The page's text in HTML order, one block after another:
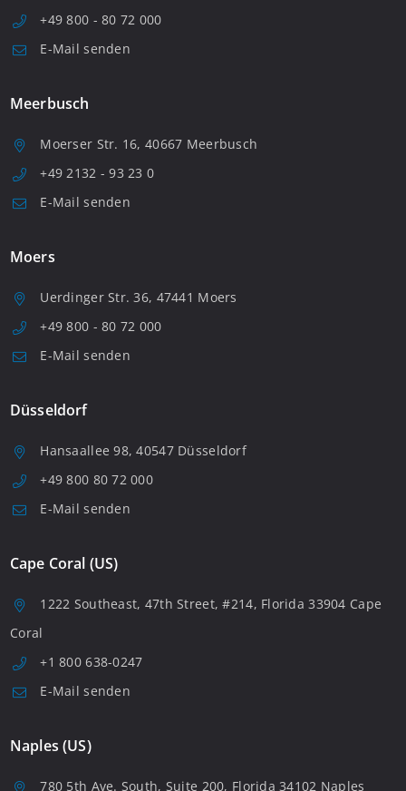
+49 800 - 80 72 000
E-Mail senden
Meerbusch
Moerser Str. 16, 40667 Meerbusch
+49 2132 - 93 23 0
E-Mail senden
Moers
Uerdinger Str. 36, 47441 Moers
+49 800 - 80 72 000
E-Mail senden
Düsseldorf
Hansaallee 98, 40547 Düsseldorf
+49 800 80 72 000
E-Mail senden
Cape Coral (US)
1222 Southeast, 47th Street, #214, Florida 33904 Cape
Coral
+1 800 638-0247
E-Mail senden
Naples (US)
780 5th Ave. South, Suite 200, Florida 34102 Naples